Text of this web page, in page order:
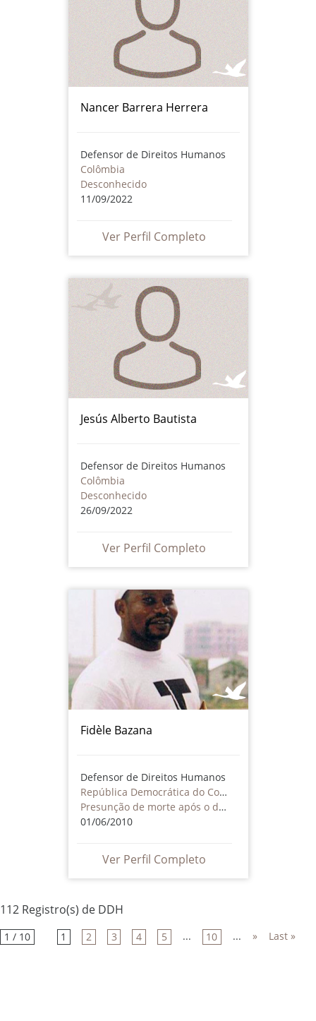
Nancer Barrera Herrera
Defensor de Direitos Humanos
Colômbia
Desconhecido
11/09/2022
Ver Perfil Completo
Jesús Alberto Bautista
Defensor de Direitos Humanos
Colômbia
Desconhecido
26/09/2022
Ver Perfil Completo
Fidèle Bazana
Defensor de Direitos Humanos
República Democrática do Congo
Presunção de morte após o desaparecimento
01/06/2010
Ver Perfil Completo
112 Registro(s) de DDH
1 / 10 1 2 3 4 5 ... 10 ... » Last »